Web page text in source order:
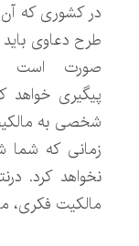
در کشوری که آن
طرح دعاوی
صورت است
پیگیری خواهد
شخصی به
زمانی که شما
نخواهد کرد.
مالکیت فکری،